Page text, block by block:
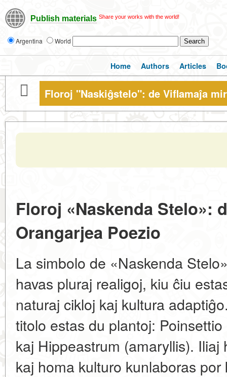
Publish materials Share your works with the world!
Argentina World
Home Authors Articles
Floroj "Naskiĝstelo": de Viflamaĵa
Floroj «Naskenda Stelo»:
Orangarjea Poezio
La simbolo de «Naskenda
havas pluraj realigoj, kiu ĉiu
naturaj cikloj kaj kultura
titolo estas du plantoj:
kaj Hippeastrum (amaryllis). Iliaj
kaj homa kulturo kunlaboras